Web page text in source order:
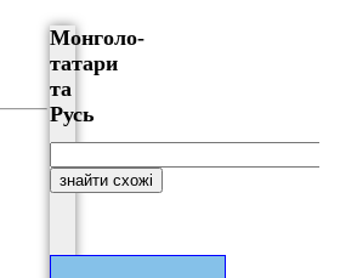
Монголо-
татари
та
Русь